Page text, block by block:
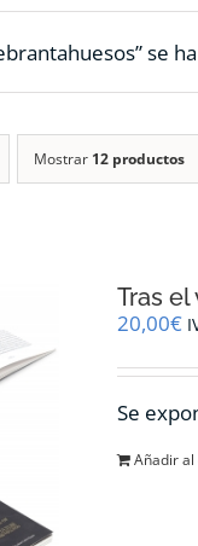
se
Mostrar 12 productos
Tras
20,00€
Se
Añadir